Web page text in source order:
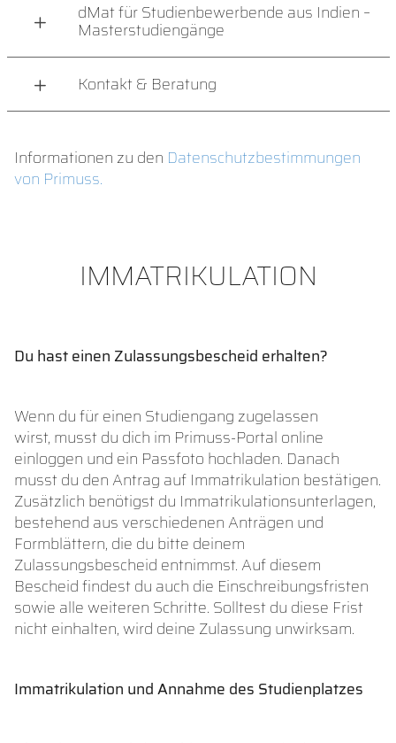
dMat für Studienbewerbende aus Indien –
Masterstudiengänge
Kontakt & Beratung
Informationen zu den Datenschutzbestimmungen
von Primuss.
IMMATRIKULATION
Du hast einen Zulassungsbescheid erhalten?
Wenn du für einen Studiengang zugelassen
wirst, musst du dich im Primuss-Portal online
einloggen und ein Passfoto hochladen. Danach
musst du den Antrag auf Immatrikulation bestätigen.
Zusätzlich benötigst du Immatrikulationsunterlagen,
bestehend aus verschiedenen Anträgen und
Formblättern, die du bitte deinem
Zulassungsbescheid entnimmst. Auf diesem
Bescheid findest du auch die Einschreibungsfristen
sowie alle weiteren Schritte. Solltest du diese Frist
nicht einhalten, wird deine Zulassung unwirksam.
Immatrikulation und Annahme des Studienplatzes